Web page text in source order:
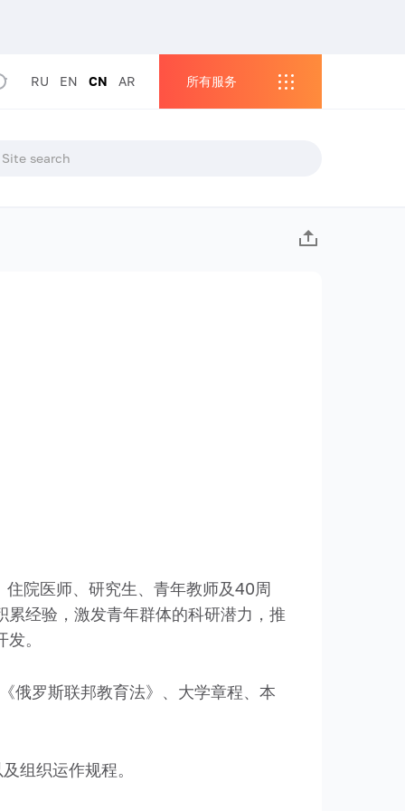
RU EN CN AR 所有服务
院医师、研究生、青年教师及40周
经验，激发青年群体的科研潜力，推
。
俄罗斯联邦教育法》、大学章程、本
组织运作规程。